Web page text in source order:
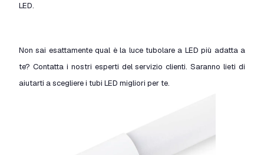
LED.
Non sai esattamente qual è la luce tubolare a LED più adatta a
te? Contatta i nostri esperti del servizio clienti. Saranno lieti di
aiutarti a scegliere i tubi LED migliori per te.